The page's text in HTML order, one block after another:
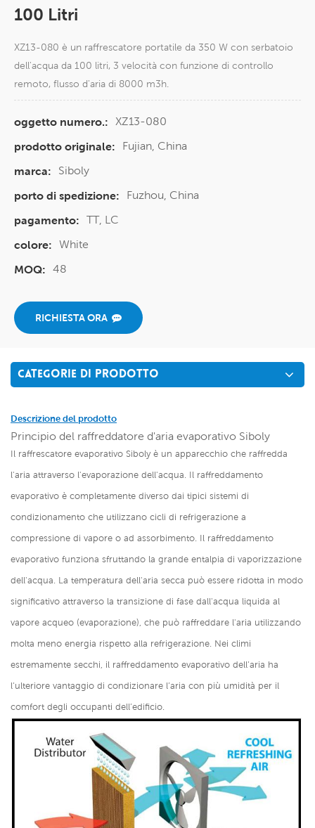
100 Litri
XZ13-080 è un raffrescatore portatile da 350 W con serbatoio
dell'acqua da 100 litri, 3 velocità con funzione di controllo
remoto, flusso d'aria di 8000 m3h.
oggetto numero.: XZ13-080
prodotto originale:
Fujian, China
marca:
Siboly
porto di spedizione:
Fuzhou, China
pagamento: TT, LC
colore: White
MOQ: 48
RICHIESTA ORA
CATEGORIE DI PRODOTTO
Descrizione del prodotto
Principio del raffreddatore d'aria evaporativo Siboly
Il raffrescatore evaporativo Siboly è un apparecchio che raffredda
l'aria attraverso l'evaporazione dell'acqua. Il raffreddamento
evaporativo è completamente diverso dai tipici sistemi di
condizionamento che utilizzano cicli di refrigerazione a
compressione di vapore o ad assorbimento. Il raffreddamento
evaporativo funziona sfruttando la grande entalpia di vaporizzazione
dell'acqua. La temperatura dell'aria secca può essere ridotta in modo
significativo attraverso la transizione di fase dall'acqua liquida al
vapore acqueo (evaporazione), che può raffreddare l'aria utilizzando
molta meno energia rispetto alla refrigerazione. Nei climi
estremamente secchi, il raffreddamento evaporativo dell’aria ha
l’ulteriore vantaggio di condizionare l’aria con più umidità per il
comfort degli occupanti dell’edificio.